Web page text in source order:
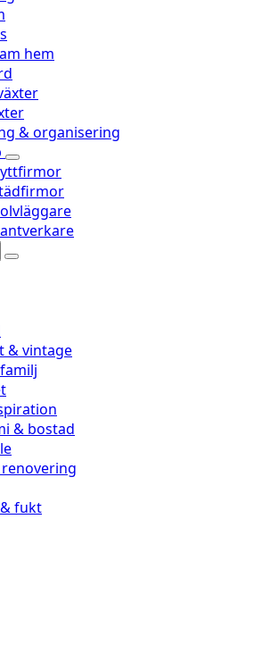
hem
& organisering
& vintage
& bostad
fukt